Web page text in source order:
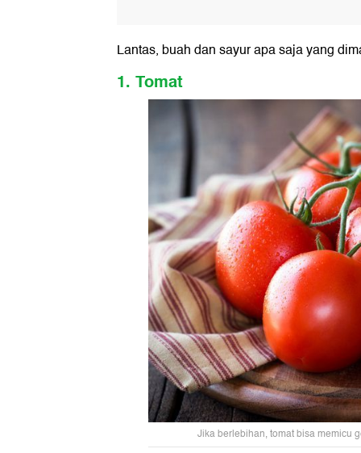
Lantas, buah dan sayur apa saja yang
1. Tomat
Jika berlebihan, tomat bisa memicu